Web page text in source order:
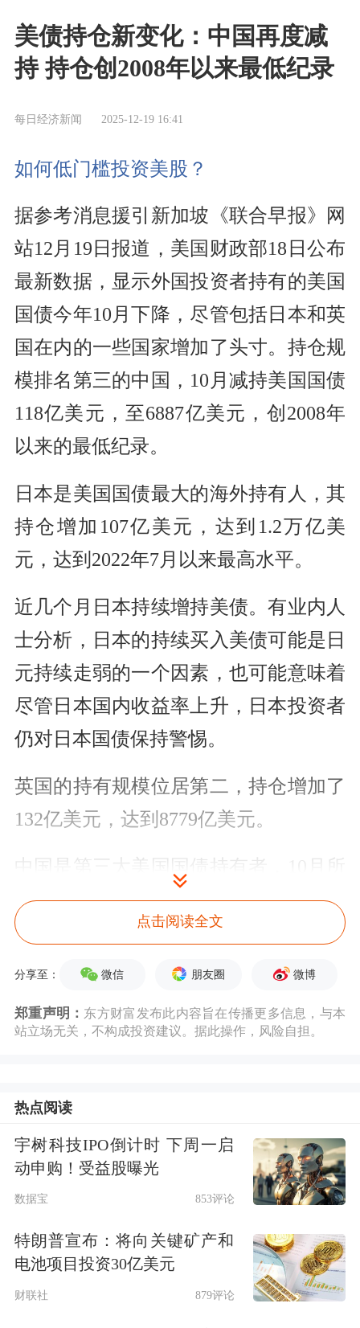
美债持仓新变化：中国再度减
持 持仓创2008年以来最低纪录
每日经济新闻 2025-12-19 16:41
如何低门槛投资美股？
据参考消息援引新加坡《联合早报》网
站12月19日报道，美国财政部18日公布
最新数据，显示外国投资者持有的美国
国债今年10月下降，尽管包括日本和英
国在内的一些国家增加了头寸。持仓规
模排名第三的中国，10月减持美国国债
118亿美元，至6887亿美元，创2008年
以来的最低纪录。
日本是美国国债最大的海外持有人，其
持仓增加107亿美元，达到1.2万亿美
元，达到2022年7月以来最高水平。
近几个月日本持续增持美债。有业内人
士分析，日本的持续买入美债可能是日
元持续走弱的一个因素，也可能意味着
尽管日本国内收益率上升，日本投资者
仍对日本国债保持警惕。
英国的持有规模位居第二，持仓增加了
132亿美元，达到8779亿美元。
中国是第三大美国国债持有者，10月所
持美债从7005亿美元降低至6887亿美
元，单月降幅为118亿美元。从2022年4
月起，中国的美债持仓一直低于1万亿
抛，月波动超过500亿美元已是常态。
由于对外国抛售的担忧，美债持有量数
据今年受到了额外关注。但美国财政部
论。他此前表示：“我们最近看到了非
常、非常强劲的外国需求。我们的国库
点击阅读全文
分享至： 微信 朋友圈 微博
郑重声明： 东方财富发布此内容旨在传播更多信息，与本
站立场无关，不构成投资建议。据此操作，风险自担。
热点阅读
宇树科技IPO倒计时 下周一启
动申购！受益股曝光
数据宝 853评论
特朗普宣布：将向关键矿产和
电池项目投资30亿美元
财联社 879评论